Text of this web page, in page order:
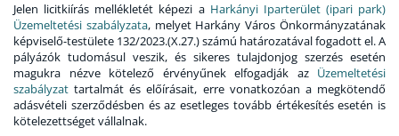
Jelen licitkiírás mellékletét képezi a Harkányi Iparterület (ipari park)
Üzemeltetési szabályzata, melyet Harkány Város Önkormányzatának
képviselő-testülete 132/2023.(X.27.) számú határozatával fogadott el. A
pályázók tudomásul veszik, és sikeres tulajdonjog szerzés esetén
magukra nézve kötelező érvényűnek elfogadják az Üzemeltetési
szabályzat tartalmát és előírásait, erre vonatkozóan a megkötendő
adásvételi szerződésben és az esetleges tovább értékesítés esetén is
kötelezettséget vállalnak.